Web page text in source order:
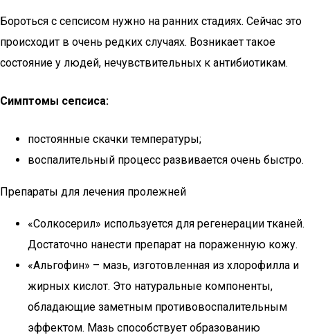
Бороться с сепсисом нужно на ранних стадиях. Сейчас это
происходит в очень редких случаях. Возникает такое
состояние у людей, нечувствительных к антибиотикам.
Симптомы сепсиса:
постоянные скачки температуры;
воспалительный процесс развивается очень быстро.
Препараты для лечения пролежней
«Солкосерил» используется для регенерации тканей.
Достаточно нанести препарат на пораженную кожу.
«Альгофин» – мазь, изготовленная из хлорофилла и
жирных кислот. Это натуральные компоненты,
обладающие заметным противовоспалительным
эффектом. Мазь способствует образованию